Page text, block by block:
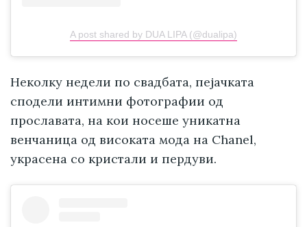
A post shared by DUA LIPA (@dualipa)
Неколку недели по свадбата, пејачката
сподели интимни фотографии од
прославата, на кои носеше уникатна
венчаница од високата мода на Chanel,
украсена со кристали и пердуви.